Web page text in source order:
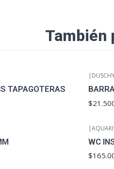
También
TAPAGOTERAS
|
|
WC